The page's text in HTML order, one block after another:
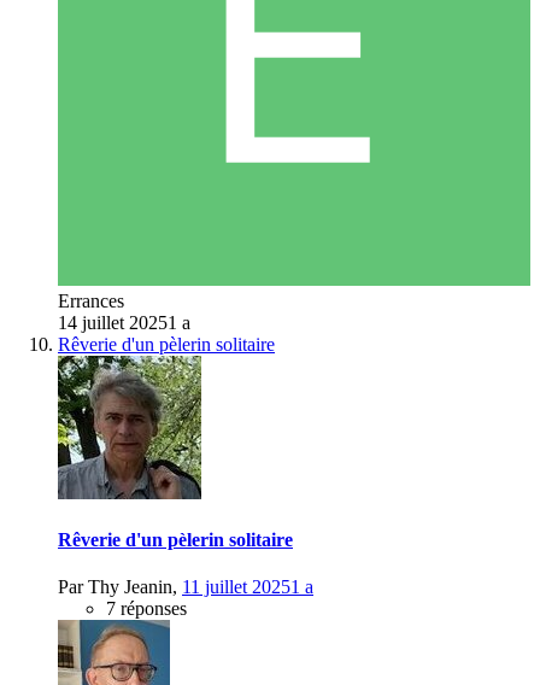
Errances
14 juillet 20251 a
Rêverie d'un pèlerin solitaire
Rêverie d'un pèlerin solitaire
ParThy Jeanin, 11 juillet 20251 a
7 réponses